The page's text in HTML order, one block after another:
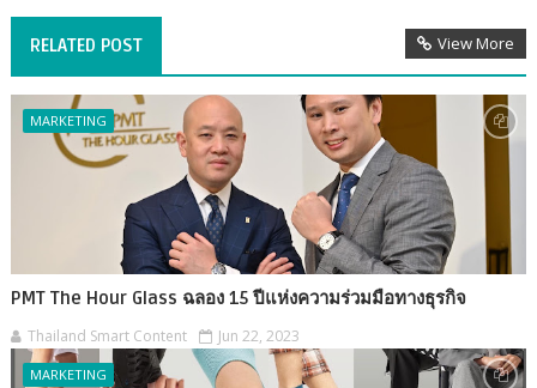
RELATED POST View More
MARKETING
PMT The Hour Glass ฉลอง 15 ปีแห่งความร่วมมือทางธุรกิจ
Thailand Smart Content Jun 22, 2023
MARKETING